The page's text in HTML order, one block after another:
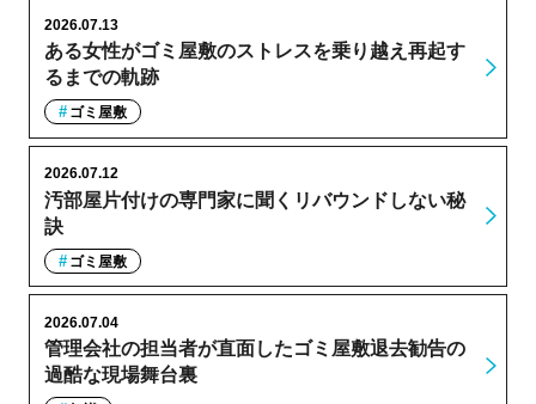
ある女性がゴミ屋敷のストレスを乗り越え再起す
るまでの軌跡
2026.07.13
ゴミ屋敷
汚部屋片付けの専門家に聞くリバウンドしない秘
訣
2026.07.12
ゴミ屋敷
管理会社の担当者が直面したゴミ屋敷退去勧告の
過酷な現場舞台裏
2026.07.04